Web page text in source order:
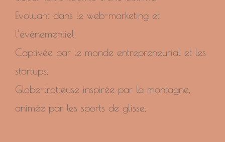
Evoluant dans le web-marketing et
l’évènementiel.
Captivée par le monde entrepreneurial et les
startups.
Globe-trotteuse inspirée par la montagne,
animée par les sports de glisse.